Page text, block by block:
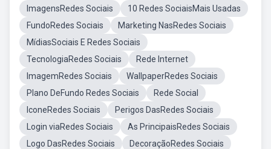
ImagensRedes Sociais
10 Redes SociaisMais Usadas
FundoRedes Sociais
Marketing NasRedes Sociais
MídiasSociais E Redes Sociais
TecnologiaRedes Sociais
Rede Internet
ImagemRedes Sociais
WallpaperRedes Sociais
Plano DeFundo Redes Sociais
Rede Social
IconeRedes Sociais
Perigos DasRedes Sociais
Login viaRedes Sociais
As PrincipaisRedes Sociais
Logo DasRedes Sociais
DecoraçãoRedes Sociais